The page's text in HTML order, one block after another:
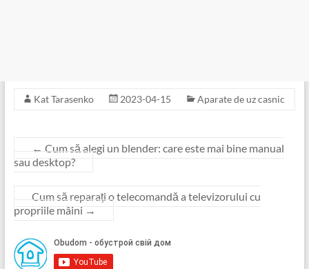
Kat Tarasenko 2023-04-15 Aparate de uz casnic
← Cum să alegi un blender: care este mai bine manual
sau desktop?
Cum să reparați o telecomandă a televizorului cu
propriile mâini →